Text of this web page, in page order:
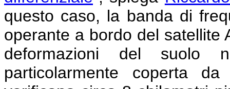
questo caso, la banda di
operante a bordo del satellite
deformazioni del suolo
particolarmente coperta